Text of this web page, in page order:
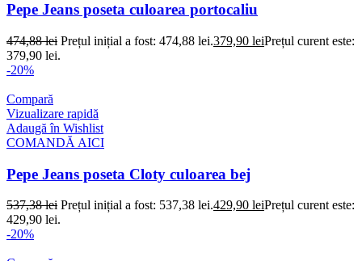
Pepe Jeans poseta culoarea portocaliu
474,88lei Prețul inițial a fost: 474,88 lei.379,90 leiPrețul curent este:
379,90 lei.
-20%
Compară
Vizualizare rapidă
Adaugă în Wishlist
COMANDĂ AICI
Pepe Jeans poseta Cloty culoarea bej
537,38lei Prețul inițial a fost: 537,38 lei.429,90 leiPrețul curent este:
429,90 lei.
-20%